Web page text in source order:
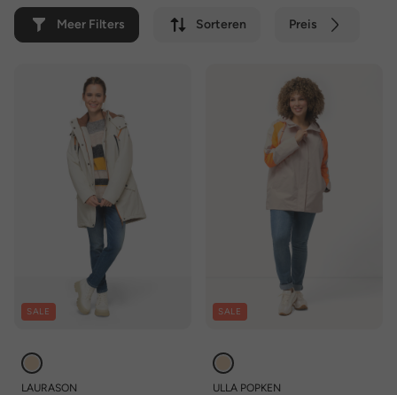
Meer Filters Sorteren Preis
SALE
LAURASON
SALE
ULLA POPKEN